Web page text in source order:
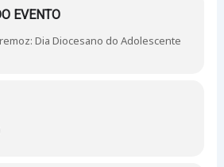
EVENTO
Dia Diocesano do Adolescente